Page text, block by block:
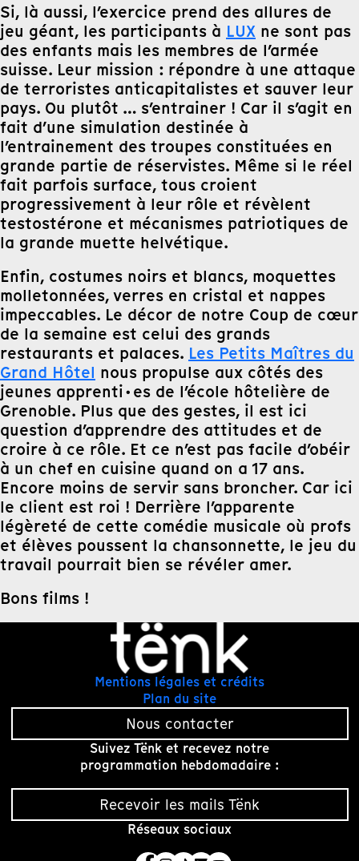
Si, là aussi, l’exercice prend des allures de
jeu géant, les participants à LUX ne sont pas
des enfants mais les membres de l’armée
suisse. Leur mission : répondre à une attaque
de terroristes anticapitalistes et sauver leur
pays. Ou plutôt … s’entrainer ! Car il s’agit en
fait d’une simulation destinée à
l’entrainement des troupes constituées en
grande partie de réservistes. Même si le réel
fait parfois surface, tous croient
progressivement à leur rôle et révèlent
testostérone et mécanismes patriotiques de
la grande muette helvétique.
Enfin, costumes noirs et blancs, moquettes
molletonnées, verres en cristal et nappes
impeccables. Le décor de notre Coup de cœur
de la semaine est celui des grands
restaurants et palaces. Les Petits Maîtres du
Grand Hôtel nous propulse aux côtés des
jeunes apprenti·es de l’école hôtelière de
Grenoble. Plus que des gestes, il est ici
question d’apprendre des attitudes et de
croire à ce rôle. Et ce n’est pas facile d’obéir
à un chef en cuisine quand on a 17 ans.
Encore moins de servir sans broncher. Car ici
le client est roi ! Derrière l’apparente
légèreté de cette comédie musicale où profs
et élèves poussent la chansonnette, le jeu du
travail pourrait bien se révéler amer.
Bons films !
Mentions légales et crédits
Plan du site
Nous contacter
Suivez Tënk et recevez notre
programmation hebdomadaire :
Recevoir les mails Tënk
Réseaux sociaux